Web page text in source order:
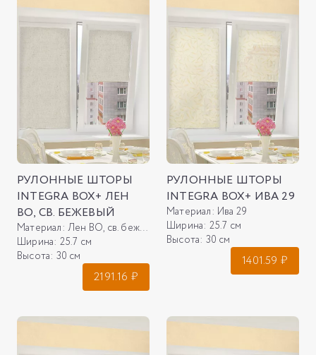
РУЛОННЫЕ ШТОРЫ
INTEGRA BOX+ ЛЕН
ВО, СВ. БЕЖЕВЫЙ
Материал: Лен ВО, св. бежевый
Ширина: 25.7 см
Высота: 30 см
2191.16 ₽
РУЛОННЫЕ ШТОРЫ
INTEGRA BOX+ ИВА 29
Материал: Ива 29
Ширина: 25.7 см
Высота: 30 см
1401.59 ₽